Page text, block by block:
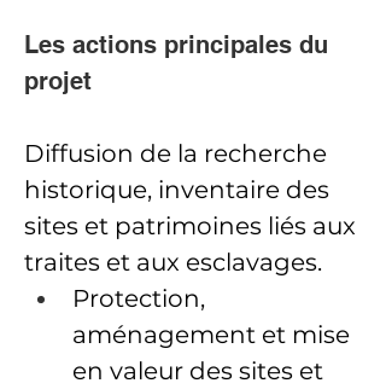
Les actions principales du
projet
Diffusion de la recherche
historique, inventaire des
sites et patrimoines liés aux
traites et aux esclavages.
Protection,
aménagement et mise
en valeur des sites et